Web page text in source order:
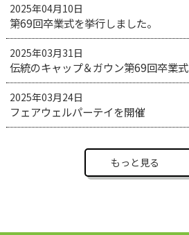
2025年04月10日
第69回卒業式を挙行しました。
2025年03月31日
伝統のキャップ＆ガウン第69回卒業式
2025年03月24日
フェアウェルパーテイを開催
もっと見る